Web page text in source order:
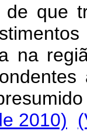
que
na
2010)